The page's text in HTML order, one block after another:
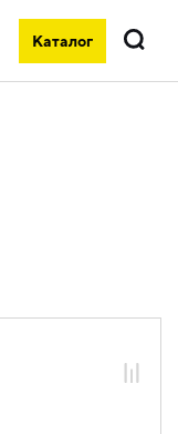
Каталог
Поиск